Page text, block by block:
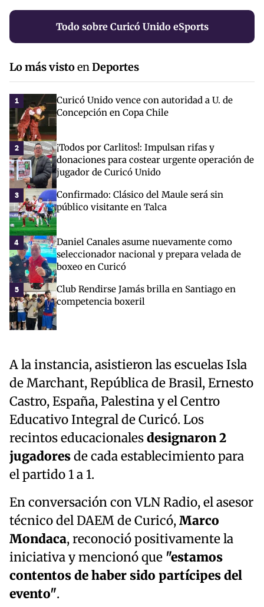
Todo sobre Curicó Unido eSports
Lo más vistoenDeportes
1
Curicó Unido vence con autoridad a U. de
Concepción en Copa Chile
2
¡Todos por Carlitos!: Impulsan rifas y
donaciones para costear urgente operación de
jugador de Curicó Unido
3
Confirmado: Clásico del Maule será sin
público visitante en Talca
4
Daniel Canales asume nuevamente como
seleccionador nacional y prepara velada de
boxeo en Curicó
5
Club Rendirse Jamás brilla en Santiago en
competencia boxeril
A la instancia, asistieron las escuelas Isla
de Marchant, República de Brasil, Ernesto
Castro, España, Palestina y el Centro
Educativo Integral de Curicó. Los
recintos educacionalesdesignaron 2
jugadoresde cada establecimiento para
el partido 1 a 1.
En conversación con VLN Radio, el asesor
técnico del DAEM de Curicó,Marco
Mondaca, reconoció positivamente la
iniciativa y mencionó que "estamos
contentos de haber sido partícipes del
evento".